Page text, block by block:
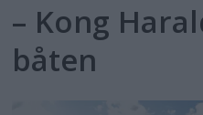
– Kong
båten